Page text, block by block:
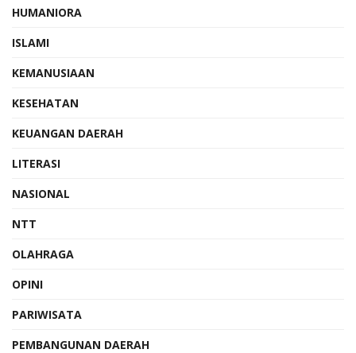
HUMANIORA
ISLAMI
KEMANUSIAAN
KESEHATAN
KEUANGAN DAERAH
LITERASI
NASIONAL
NTT
OLAHRAGA
OPINI
PARIWISATA
PEMBANGUNAN DAERAH